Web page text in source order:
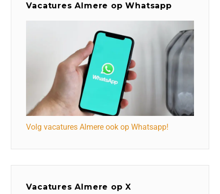
Vacatures Almere op Whatsapp
Volg vacatures Almere ook op Whatsapp!
Vacatures Almere op X